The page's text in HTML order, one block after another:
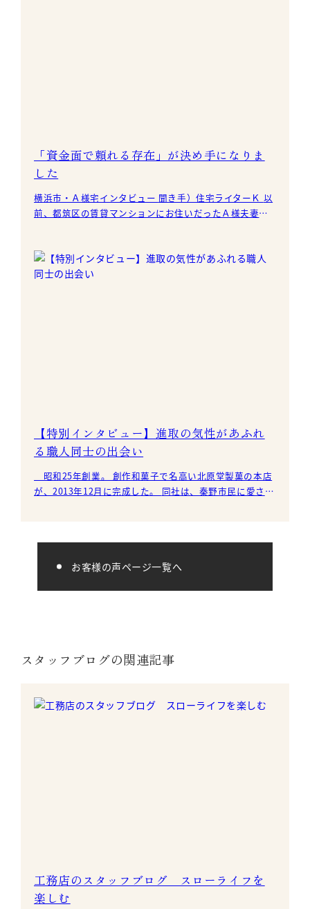
「資金面で頼れる存在」が決め手になりま
した
横浜市・Ａ様宅インタビュー 聞き手）住宅ライターＫ 以
前、都筑区の賃貸マンションにお住いだったＡ様夫妻
【特別インタビュー】進取の気性があふれ
る職人同士の出会い
昭和25年創業。 創作和菓子で名高い北原堂製菓の本店
が、2013年12月に完成した。 同社は、秦野市民に愛され
お客様の声ページ一覧へ
スタッフブログの関連記事
工務店のスタッフブログ スローライフを
楽しむ